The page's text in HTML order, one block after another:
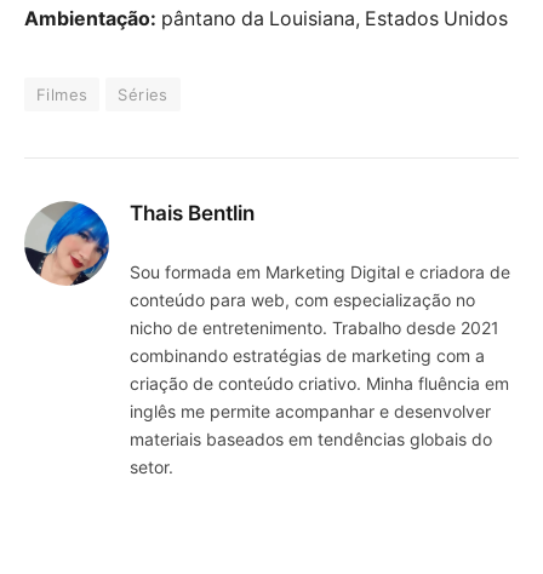
Ambientação: pântano da Louisiana, Estados Unidos
Filmes Séries
Thais Bentlin
Sou formada em Marketing Digital e criadora de
conteúdo para web, com especialização no
nicho de entretenimento. Trabalho desde 2021
combinando estratégias de marketing com a
criação de conteúdo criativo. Minha fluência em
inglês me permite acompanhar e desenvolver
materiais baseados em tendências globais do
setor.